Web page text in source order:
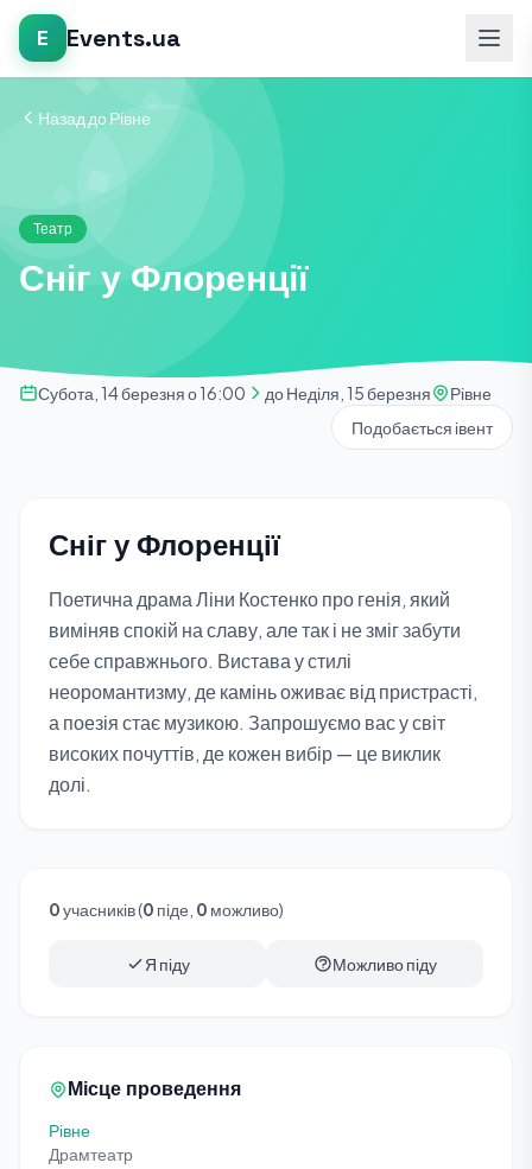
E Events.ua
Назад до Рівне
Театр
Сніг у Флоренції
Субота, 14 березня о 16:00 до Неділя, 15 березня
Рівне
Подобається івент
Сніг у Флоренції
Поетична драма Ліни Костенко про генія, який
виміняв спокій на славу, але так і не зміг забути
себе справжнього. Вистава у стилі
неоромантизму, де камінь оживає від пристрасті,
а поезія стає музикою. Запрошуємо вас у світ
високих почуттів, де кожен вибір — це виклик
долі.
0учасників (0 піде, 0 можливо)
Я піду Можливо піду
Місце проведення
Рівне
Драмтеатр